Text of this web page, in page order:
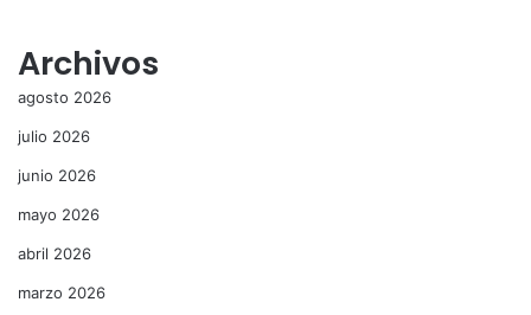
Archivos
agosto 2026
julio 2026
junio 2026
mayo 2026
abril 2026
marzo 2026